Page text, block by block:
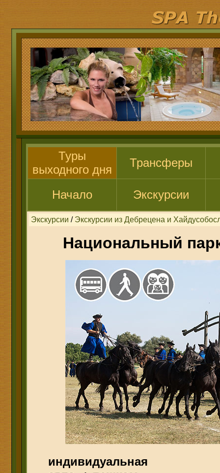
Туры
выходного дня
Трансферы
Начало Экскурсии
Экскурсии / Экскурсии из Дебрецена и
Национальный
индивидуальная